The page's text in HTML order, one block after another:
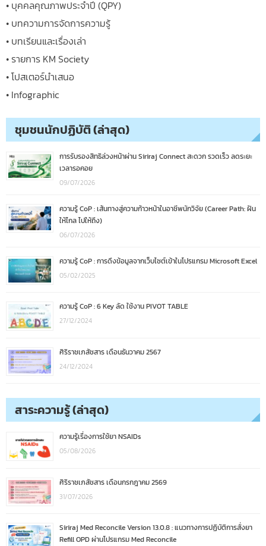
• บุคคลคุณภาพประจำปี (QPY)
• บทความการจัดการความรู้
• บทเรียนและเรื่องเล่า
• รายการ KM Society
• โปสเตอร์นำเสนอ
• Infographic
ชุมชนนักปฏิบัติ (ล่าสุด)
การรับรองสิทธิล่วงหน้าผ่าน Siriraj Connect สะดวก รวดเร็ว ลดระยะ
เวลารอคอย
09/07/2026
ความรู้ CoP : เส้นทางสู่ความก้าวหน้าในอาชีพนักวิจัย (Career Path: ฝัน
ให้ไกล ไปให้ถึง)
06/07/2026
ความรู้ CoP : การดึงข้อมูลจากเว็บไซต์เข้าในโปรแกรม Microsoft Excel
05/02/2025
ความรู้ CoP : 6 Key ลัด ใช้งาน PIVOT TABLE
27/12/2024
ศิริราชเภสัชสาร เดือนธันวาคม 2567
24/12/2024
สาระความรู้ (ล่าสุด)
ความรู้เรื่องการใช้ยา NSAIDs
05/08/2026
ศิริราชเภสัชสาร เดือนกรกฎาคม 2569
31/07/2026
Siriraj Med Reconcile Version 13.0.8 : แนวทางการปฏิบัติการสั่งยา
Refill OPD ผ่านโปรแกรม Med Reconcile